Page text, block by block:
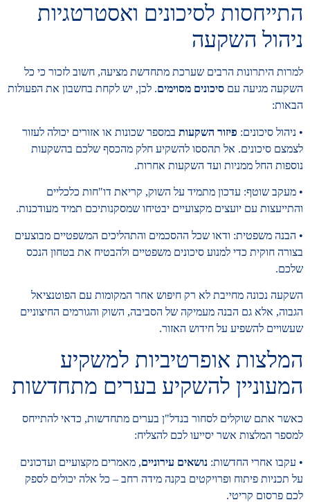
התייחסות לסיכונים ואסטרטגיות
ניהול השקעה
למרות היתרונות הרבים שערכת מתחדשת מציעה, חשוב לזכור כי כל
השקעה מגיעה עם סיכונים מסוימים. לכן, יש לקחת בחשבון את הפעולות
הבאות:
• ניהול סיכונים: פיזור השקעות במספר שכונות או אזורים יכולה לעזור
לצמצם סיכונים. אל תהססו להשקיע חלק מהכסף שלכם בהשקעות
נוספות החל ממניות ועד השקעות אחרות.
• מעקב שוטף: עדכון מתמיד על השוק, קריאת דו"חות כלכליים
והתייעצות עם יועצים מקצועיים יבטיחו שמסקנותיכם תמיד מעודכנות.
• הבנה משפטית: ודאו שכל ההסכמים והתהליכים המשפטיים מבוצעים
בצורה חוקית כדי למנוע סיכונים משפטיים ולהבטיח את בטחון הנכס
שלכם.
השקעה נכונה מחייבת לא רק חיפוש אחר המקומות עם הפוטנציאל
הגבוה, אלא גם הבנה מעמיקה של הסביבה, השוק והגורמים החיצוניים
שעשויים להשפיע על חידוש האזור.
המלצות אופרטיביות למשקיע
המעוניין להשקיע בערים מתחדשות
כאשר אתם שוקלים לסחור בנדל"ן בערים מתחדשות, כדאי להתייחס
למספר המלצות אשר יסייעו לכם להצליח:
• עקבו אחרי החדשות: נושאים עירוניים, מאמרים מקצועיים ועדכונים
על תכניות פיתוח ופרויקטים בקנה מידה רחב – כל אלה יכולים לספק
לכם פרסום קריטי.